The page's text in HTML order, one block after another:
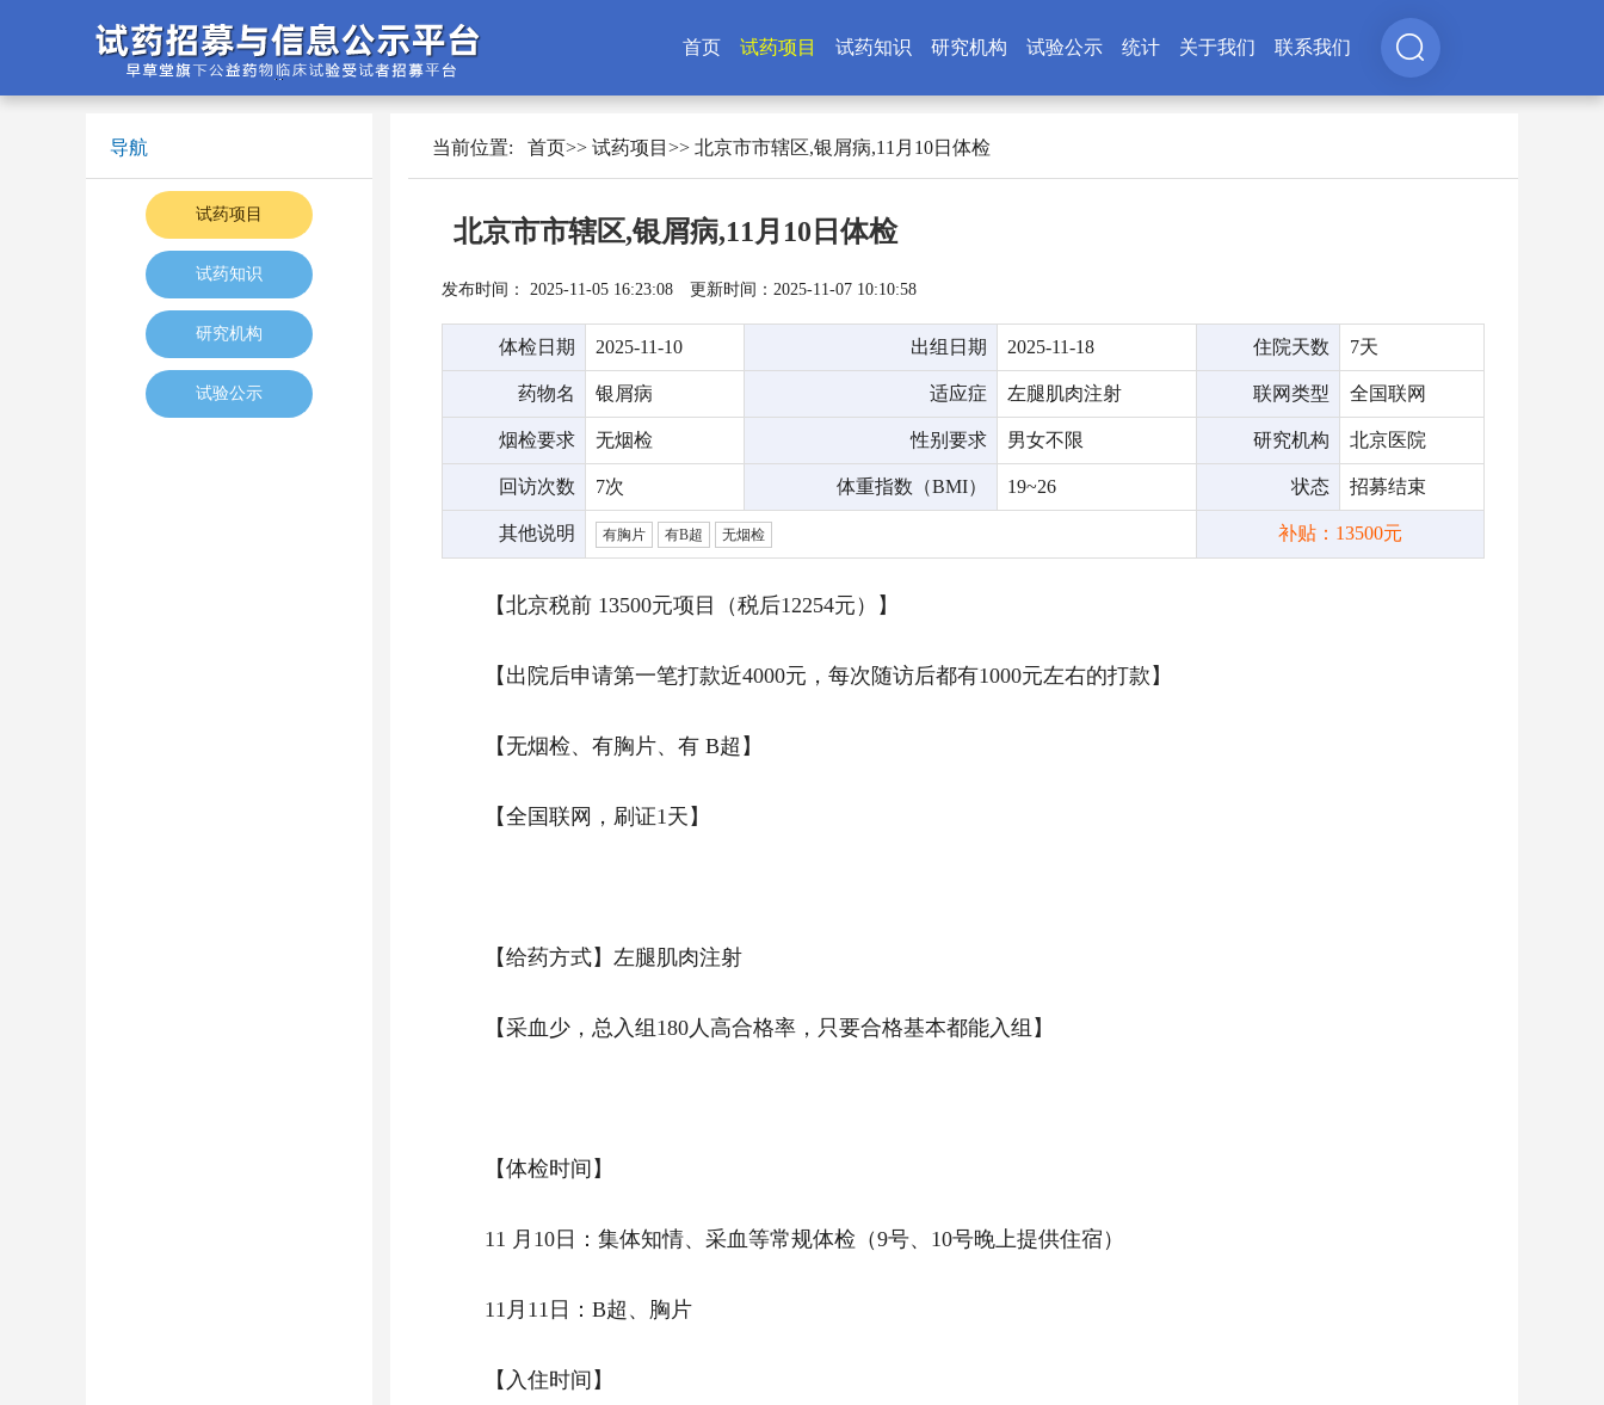
首页 试药项目 试药知识 研究机构 试验公示 统计 关于我们 联系我们
导航
试药项目
试药知识
研究机构
试验公示
当前位置: 首页>> 试药项目 >> 北京市市辖区,银屑病,11月10日体检
北京市市辖区,银屑病,11月10日体检
发布时间： 2025-11-05 16:23:08 更新时间：2025-11-07 10:10:58
体检日期 2025-11-10 出组日期 2025-11-18 住院天数 7天
药物名 银屑病 适应症 左腿肌肉注射 联网类型 全国联网
烟检要求 无烟检 性别要求 男女不限 研究机构 北京医院
回访次数 7次 体重指数（BMI） 19~26 状态 招募结束
其他说明 有胸片 有B超 无烟检 补贴：13500元
【北京税前 13500元项目（税后12254元）】
【出院后申请第一笔打款近4000元，每次随访后都有1000元左右的打款】
【无烟检、有胸片、有 B超】
【全国联网，刷证1天】
【给药方式】左腿肌肉注射
【采血少，总入组180人高合格率，只要合格基本都能入组】
【体检时间】
11 月10日：集体知情、采血等常规体检（9号、10号晚上提供住宿）
11月11日：B超、胸片
【入住时间】